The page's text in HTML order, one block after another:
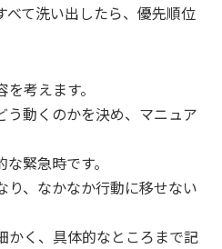
べて洗い出したら、優先順位
考えます。
う動くのかを決め、マニュア
緊急時です。
り、なかなか行動に移せない
かく、具体的なところまで記